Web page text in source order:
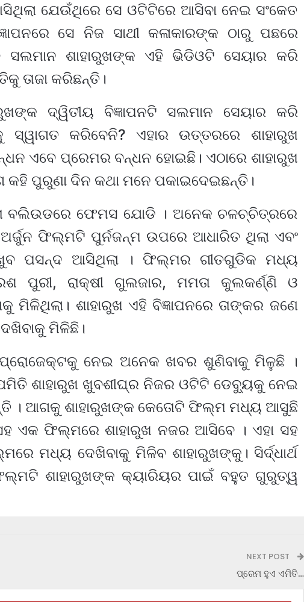
ଯେଉଁଥିରେ ସେ ଓଟିଟିରେ ଆସିବା ନେଇ ସଂକେତ
ସେ ନିଜ ସାଥୀ କଳାକାରଙ୍କ ଠାରୁ ପଛରେ
ଶାହାରୁଖଙ୍କ ଏହି ଭିଡିଓଟି ସେୟାର କରି
ତାଜା କରିଛନ୍ତି।
ଦ୍ୱିତୀୟ ବିଜ୍ଞାପନଟି ସଲମାନ ସେୟାର କରି
କରିବେନି? ଏହାର ଉତ୍ତରରେ ଶାହାରୁଖ
ଏବେ ପ୍ରେମର ବନ୍ଧନ ହୋଇଛି। ଏଠାରେ ଶାହାରୁଖ
ପୁରୁଣା ଦିନ କଥା ମନେ ପକାଇଦେଇଛନ୍ତି।
ବଲିଉଡରେ ଫେମସ ଯୋଡି । ଅନେକ ଚଳଚ୍ଚିତ୍ରରେ
ଫିଲ୍ମଟି ପୁର୍ନଜନ୍ମ ଉପରେ ଆଧାରିତ ଥିଲା ଏବଂ
ପସନ୍ଦ ଆସିଥିଲା । ଫିଲ୍ମର ଗୀତଗୁଡିକ ମଧ୍ୟ
ପୁରୀ, ରାକ୍ଷୀ ଗୁଲଜାର, ମମତା କୁଲକର୍ଣ୍ଣି ଓ
ଶାହାରୁଖ ଏହି ବିଜ୍ଞାପନରେ ତାଙ୍କର ଜଣେ
ମିଳିଛି।
ପ୍ରୋଜେକ୍ଟକୁ ନେଇ ଅନେକ ଖବର ଶୁଣିବାକୁ ମିଳୁଛି ।
ଶାହାରୁଖ ଖୁବଶୀଘ୍ର ନିଜର ଓଟିଟି ଡେବ୍ୟୁକୁ ନେଇ
। ଆଗକୁ ଶାହାରୁଖଙ୍କ କେତୋଟି ଫିଲ୍ମ ମଧ୍ୟ ଆସୁଛି
ଏକ ଫିଲ୍ମରେ ଶାହାରୁଖ ନଜର ଆସିବେ । ଏହା ସହ
ମଧ୍ୟ ଦେଖିବାକୁ ମିଳିବ ଶାହାରୁଖଙ୍କୁ। ସିର୍ଦ୍ଧାର୍ଥ
ଶାହାରୁଖଙ୍କ କ୍ୟାରିୟର ପାଇଁ ବହୁତ ଗୁରୁତ୍ୱ
NEXT POST
ପ୍ରେମ ହୁଏ ଏମିତି…